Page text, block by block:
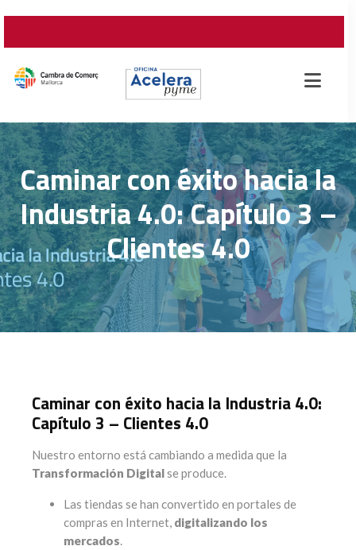
Caminar con éxito hacia la
Industria 4.0: Capítulo 3 –
Clientes 4.0
Caminar con éxito hacia la Industria 4.0:
Capítulo 3 – Clientes 4.0
Nuestro entorno está cambiando a medida que la
Transformación Digitalse produce.
Las tiendas se han convertido en portales de
compras en Internet, digitalizando los
mercados.